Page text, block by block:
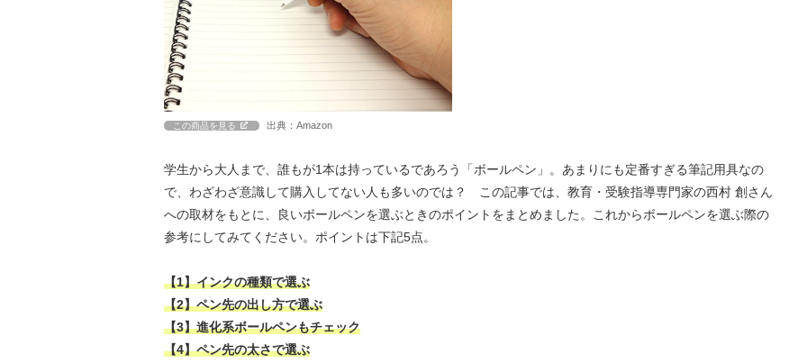
この商品を見る 出典：Amazon
学生から大人まで、誰もが1本は持っているであろう「ボールペン」。あまりにも定番すぎる筆記用具なの
で、わざわざ意識して購入してない人も多いのでは？ この記事では、教育・受験指導専門家の西村 創さん
への取材をもとに、良いボールペンを選ぶときのポイントをまとめました。これからボールペンを選ぶ際の
参考にしてみてください。ポイントは下記5点。
【1】インクの種類で選ぶ
【2】ペン先の出し方で選ぶ
【3】進化系ボールペンもチェック
【4】ペン先の太さで選ぶ